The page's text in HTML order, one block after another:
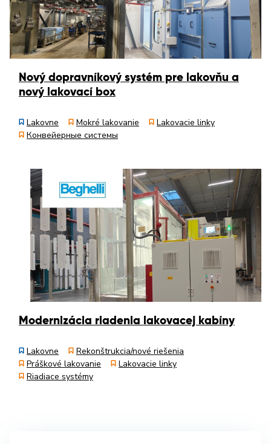
Nový dopravníkový systém pre lakovňu a
nový lakovací box
Lakovne Mokré lakovanie
Lakovacie linky
Конвейерные системы
Modernizácia riadenia lakovacej kabíny
Lakovne
Rekonštrukcia/nové riešenia
Práškové lakovanie
Lakovacie linky
Riadiace systémy